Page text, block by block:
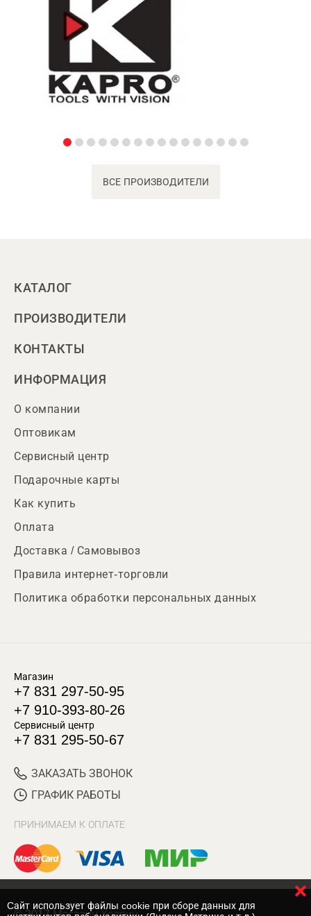
ВСЕ ПРОИЗВОДИТЕЛИ
КАТАЛОГ
ПРОИЗВОДИТЕЛИ
КОНТАКТЫ
ИНФОРМАЦИЯ
О компании
Оптовикам
Сервисный центр
Подарочные карты
Как купить
Оплата
Доставка / Самовывоз
Правила интернет-торговли
Политика обработки персональных данных
Магазин
+7 831 297-50-95
+7 910-393-80-26
Сервисный центр
+7 831 295-50-67
ЗАКАЗАТЬ ЗВОНОК
ГРАФИК РАБОТЫ
ПРИНИМАЕМ К ОПЛАТЕ
Cайт использует файлы cookie при сборе данных для